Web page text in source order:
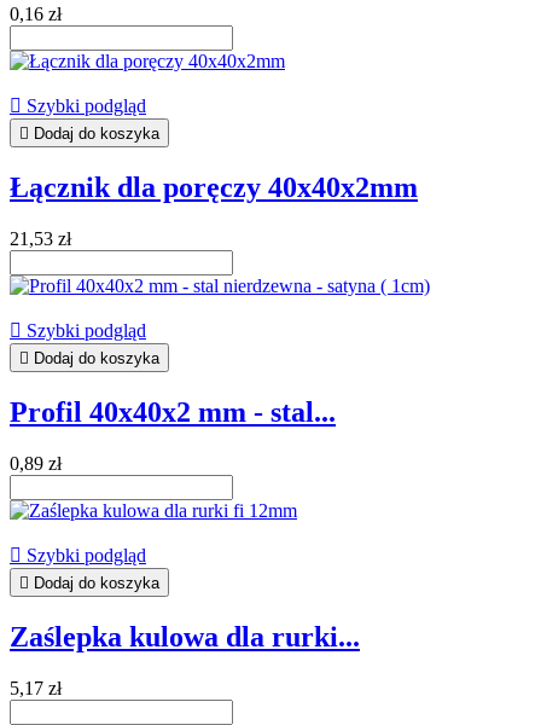
0,16 zł
 Szybki podgląd
 Dodaj do koszyka
Łącznik dla poręczy 40x40x2mm
21,53 zł
 Szybki podgląd
 Dodaj do koszyka
Profil 40x40x2 mm - stal...
0,89 zł
 Szybki podgląd
 Dodaj do koszyka
Zaślepka kulowa dla rurki...
5,17 zł